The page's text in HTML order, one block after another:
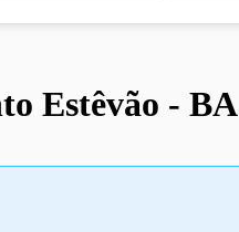
Estêvão - BA